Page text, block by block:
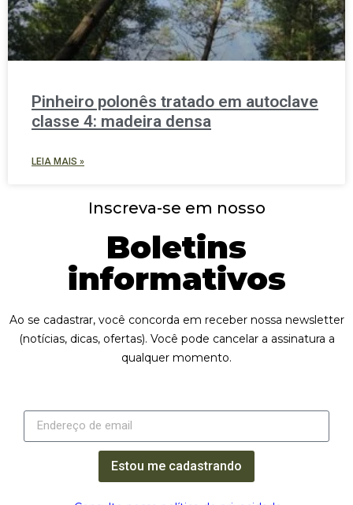
Pinheiro polonês tratado em autoclave
classe 4: madeira densa
LEIA MAIS »
Inscreva-se em nosso
Boletins
informativos
Ao se cadastrar, você concorda em receber nossa newsletter
(notícias, dicas, ofertas). Você pode cancelar a assinatura a
qualquer momento.
Estou me cadastrando